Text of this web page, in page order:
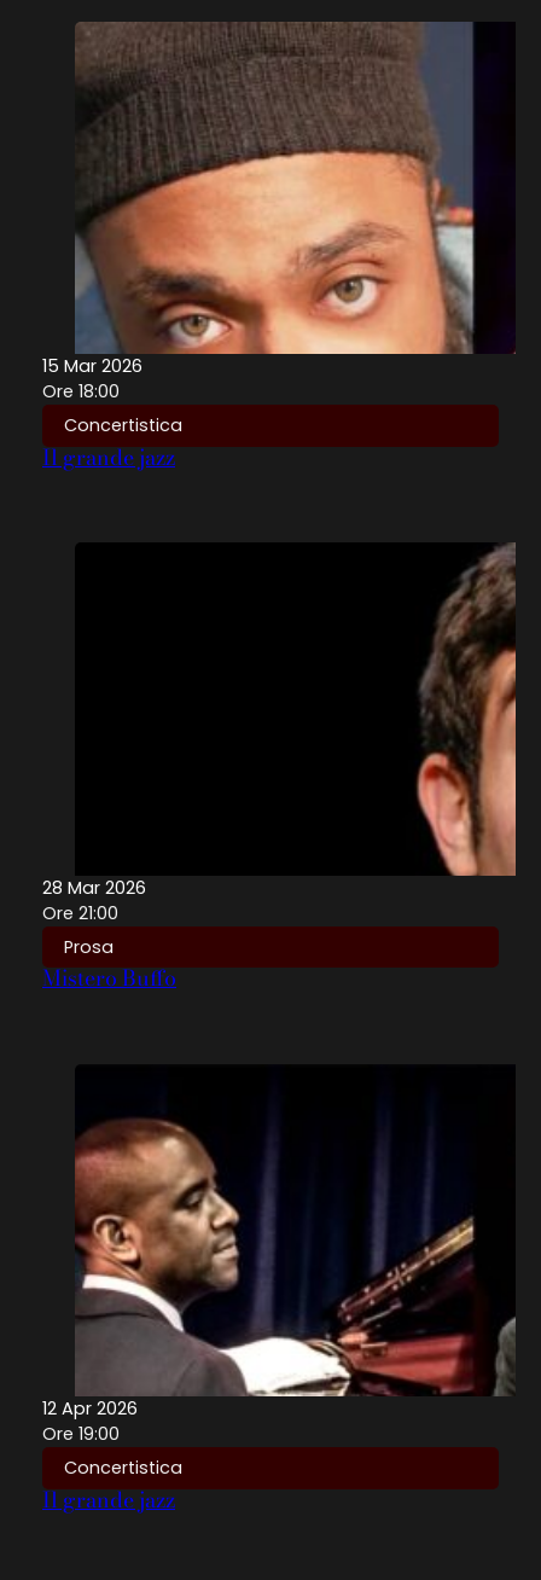
15 Mar 2026
Ore 18:00
Concertistica
Il grande jazz
28 Mar 2026
Ore 21:00
Prosa
Mistero Buffo
12 Apr 2026
Ore 19:00
Concertistica
Il grande jazz